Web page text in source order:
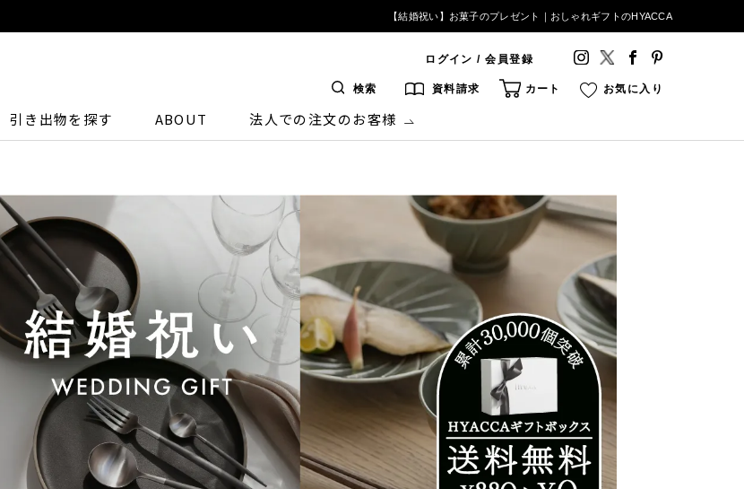
【結婚祝い】お菓子のプレゼント｜おしゃれギフトのHYACCA
ログイン / 会員登録
検索 資料請求 カート お気に入り
引き出物を探す ABOUT 法人での注文のお客様